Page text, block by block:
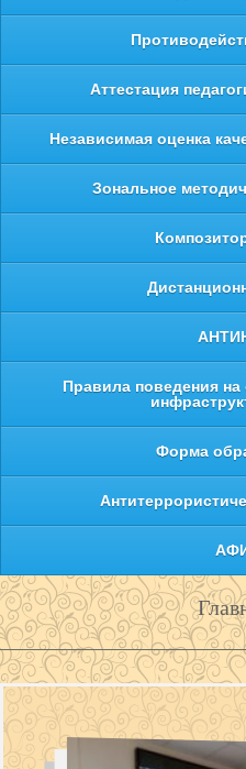
Аттестация
Независимая оценка
Зональное
Правила поведения на
Форма